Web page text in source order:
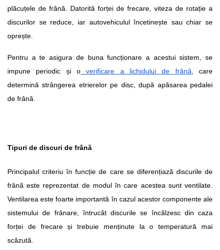
plăcuțele de frână. Datorită forței de frecare, viteza de rotație a
discurilor se reduce, iar autovehiculul încetinește sau chiar se
oprește.
Pentru a te asigura de buna funcționare a acestui sistem, se
impune periodic și o
verificare a lichidului de frână , care
determină strângerea etrierelor pe disc, după apăsarea pedalei
de frână.
Tipuri de discuri de frână
Principalul criteriu în funcție de care se diferențiază discurile de
frână este reprezentat de modul în care acestea sunt ventilate.
Ventilarea este foarte importantă în cazul acestor componente ale
sistemului de frânare, întrucât discurile se încălzesc din caza
forței de frecare și trebuie menținute la o temperatură mai
scăzută.